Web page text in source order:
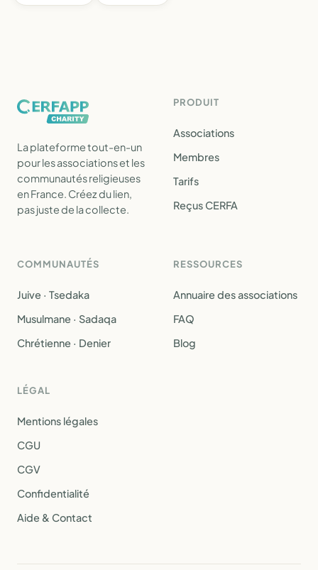
La plateforme tout-en-un
pour les associations et les
communautés religieuses
en France. Créez du lien,
pas juste de la collecte.
PRODUIT
Associations
Membres
Tarifs
Reçus CERFA
COMMUNAUTÉS
Juive · Tsedaka
Musulmane · Sadaqa
Chrétienne · Denier
RESSOURCES
Annuaire des associations
FAQ
Blog
LÉGAL
Mentions légales
CGU
CGV
Confidentialité
Aide & Contact